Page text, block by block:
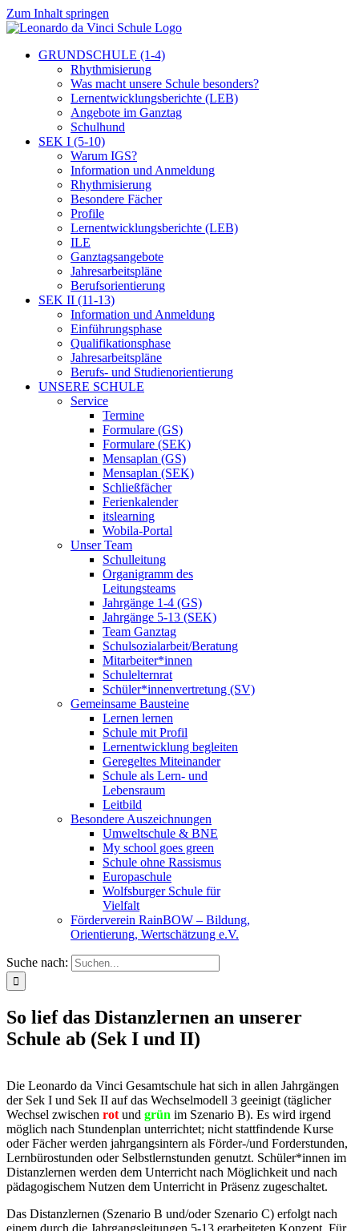
Zum Inhalt springen
GRUNDSCHULE (1-4)
Rhythmisierung
Was macht unsere Schule besonders?
Lernentwicklungsberichte (LEB)
Angebote im Ganztag
Schulhund
SEK I (5-10)
Warum IGS?
Information und Anmeldung
Rhythmisierung
Besondere Fächer
Profile
Lernentwicklungsberichte (LEB)
ILE
Ganztagsangebote
Jahresarbeitspläne
Berufsorientierung
SEK II (11-13)
Information und Anmeldung
Einführungsphase
Qualifikationsphase
Jahresarbeitspläne
Berufs- und Studienorientierung
UNSERE SCHULE
Service
Termine
Formulare (GS)
Formulare (SEK)
Mensaplan (GS)
Mensaplan (SEK)
Schließfächer
Ferienkalender
itslearning
Wobila-Portal
Unser Team
Schulleitung
Organigramm des
Leitungsteams
Jahrgänge 1-4 (GS)
Jahrgänge 5-13 (SEK)
Team Ganztag
Schulsozialarbeit/Beratung
Mitarbeiter*innen
Schulelternrat
Schüler*innenvertretung (SV)
Gemeinsame Bausteine
Lernen lernen
Schule mit Profil
Lernentwicklung begleiten
Geregeltes Miteinander
Schule als Lern- und
Lebensraum
Leitbild
Besondere Auszeichnungen
Umweltschule & BNE
My school goes green
Schule ohne Rassismus
Europaschule
Wolfsburger Schule für
Vielfalt
Förderverein RainBOW – Bildung,
Orientierung, Wertschätzung e.V.
Suche nach:
So lief das Distanzlernen an unserer
Schule ab (Sek I und II)
Die Leonardo da Vinci Gesamtschule hat sich in allen Jahrgängen
der Sek I und Sek II auf das Wechselmodell 3 geeinigt (täglicher
Wechsel zwischen rot und grün im Szenario B). Es wird irgend
möglich nach Stundenplan unterrichtet; nicht stattfindende Kurse
oder Fächer werden jahrgangsintern als Förder-/und Forderstunden,
Lernbürostunden oder Selbstlernstunden genutzt. Schüler*innen im
Distanzlernen werden dem Unterricht nach Möglichkeit und nach
pädagogischem Nutzen dem Unterricht in Präsenz zugeschaltet.
Das Distanzlernen (Szenario B und/oder Szenario C) erfolgt nach
einem durch die Jahrgangsleitungen 5-13 erarbeiteten Konzept. Für